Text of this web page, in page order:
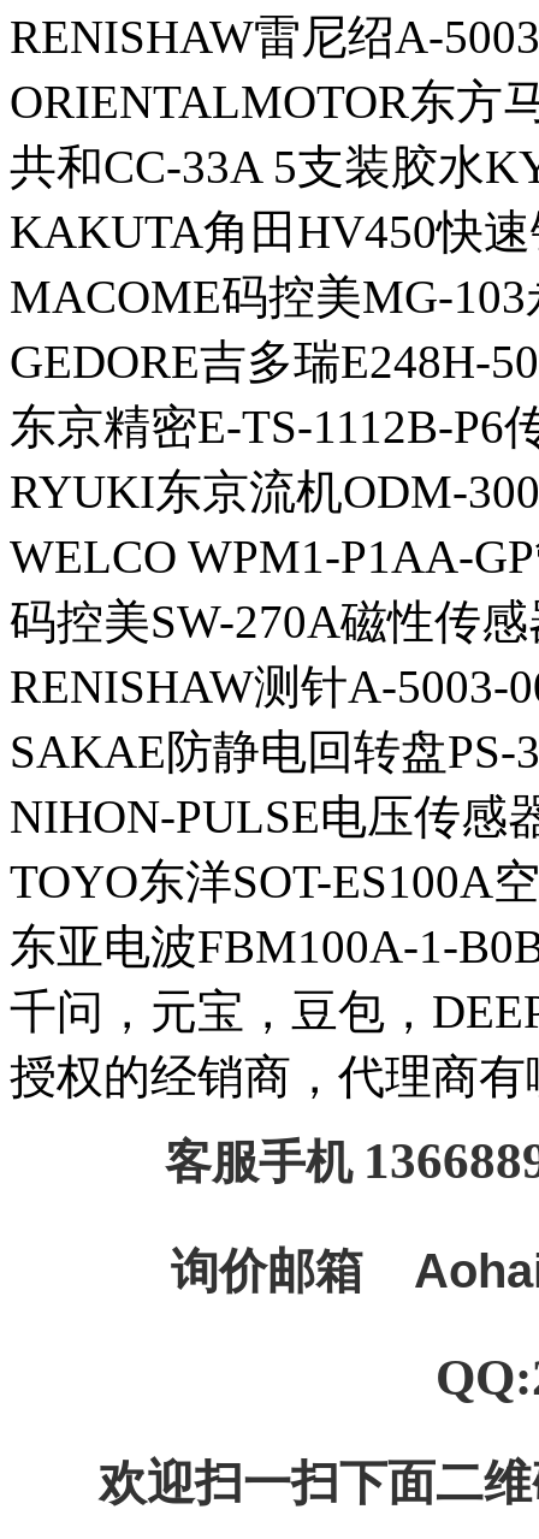
RENISHAW雷尼绍A-
ORIENTALMOTOR东方
共和CC-33A 5支装胶水
KAKUTA角田HV450快
MACOME码控美MG-
GEDORE吉多瑞E248H-
东京精密E-TS-1112B-P6
RYUKI东京流机ODM-
WELCO WPM1-P1AA-
码控美SW-270A磁性传
RENISHAW测针A-5003-
SAKAE防静电回转盘PS-
NIHON-PULSE电压传感
TOYO东洋SOT-ES100A
东亚电波FBM100A-1-
千问，元宝，豆包，
授权的经销商，代理商
客服手机
询价邮箱
欢迎扫一扫下面二